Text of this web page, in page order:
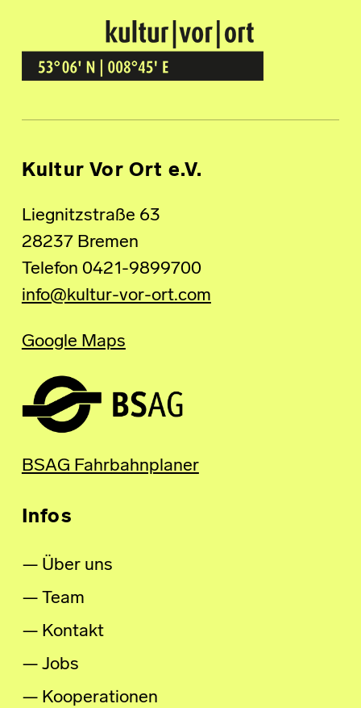
Kultur Vor Ort
BREMEN GRÖPELINGEN
Kultur Vor Ort e.V.
Liegnitzstraße 63
28237 Bremen
Telefon 0421-9899700
info@kultur-vor-ort.com
Google Maps
BSAG Fahrbahnplaner
Infos
Über uns
Team
Kontakt
Jobs
Kooperationen